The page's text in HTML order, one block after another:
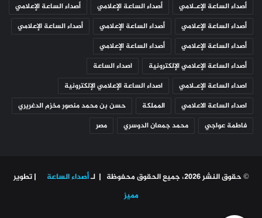
أصداء الساعة الإعـلامي أصداء الساعة الإعلامي
أصداء الساعة الإعلامي
أصداء الساعة الإعلامي
أصداء الساعة الإعلامي
أصداء الساعة الإعلامي
أصداء الساعة الإعلامي
أصداء الساعة الإعلامي
أصداء الساعة الإعلامي الإلكترونية
اصداء الساعة
اصداء الساعة الإعـلامي
اصداء الساعة الإعلامي الإلكترونية
اصداء الساعة الاعلامي
المملكة
حسن بن محمد منصور مخزم الدغريري
فاطمة عواجي
محمد جمعان الدوسري مصر
© حقوق النشر 2026، جميع الحقوق محفوظة | لـ أصداء الساعة
| تطوير
مميز